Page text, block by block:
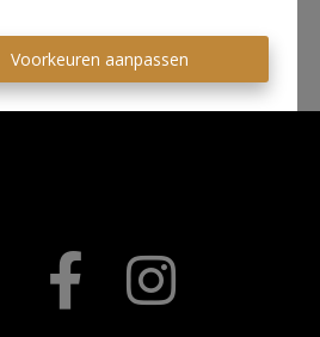
Voorkeuren aanpassen